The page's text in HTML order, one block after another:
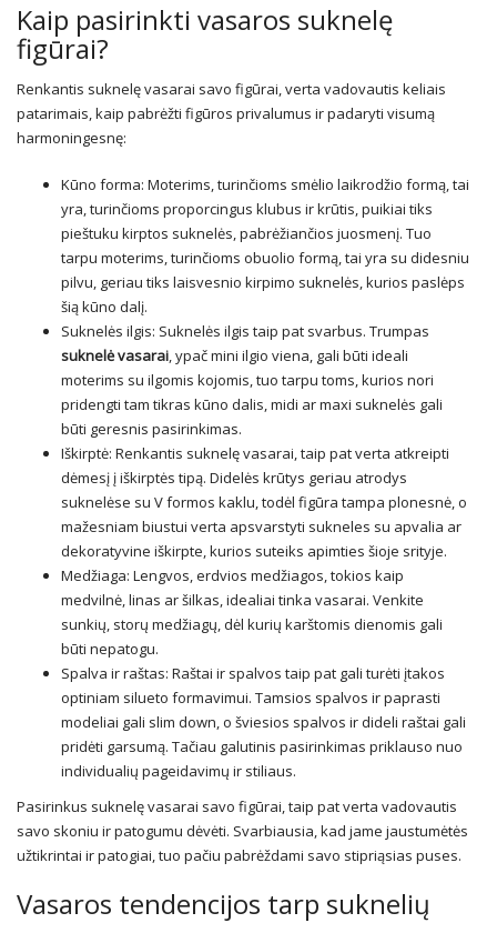
Kaip pasirinkti vasaros suknelę
figūrai?
Renkantis suknelę vasarai savo figūrai, verta vadovautis keliais
patarimais, kaip pabrėžti figūros privalumus ir padaryti visumą
harmoningesnę:
Kūno forma: Moterims, turinčioms smėlio laikrodžio formą, tai
yra, turinčioms proporcingus klubus ir krūtis, puikiai tiks
pieštuku kirptos suknelės, pabrėžiančios juosmenį. Tuo
tarpu moterims, turinčioms obuolio formą, tai yra su didesniu
pilvu, geriau tiks laisvesnio kirpimo suknelės, kurios paslėps
šią kūno dalį.
Suknelės ilgis: Suknelės ilgis taip pat svarbus. Trumpas
suknelė vasarai, ypač mini ilgio viena, gali būti ideali
moterims su ilgomis kojomis, tuo tarpu toms, kurios nori
pridengti tam tikras kūno dalis, midi armaxi suknelės gali
būti geresnis pasirinkimas.
Iškirptė: Renkantis suknelę vasarai, taip pat verta atkreipti
dėmesį į iškirptės tipą. Didelės krūtys geriau atrodys
suknelėse su V formos kaklu, todėl figūra tampa plonesnė, o
mažesniam biustui verta apsvarstyti sukneles su apvalia ar
dekoratyvine iškirpte, kurios suteiks apimties šioje srityje.
Medžiaga: Lengvos, erdvios medžiagos, tokios kaip
medvilnė, linas ar šilkas, idealiai tinka vasarai. Venkite
sunkių, storų medžiagų, dėl kurių karštomis dienomis gali
būti nepatogu.
Spalva ir raštas: Raštai ir spalvos taip pat gali turėti įtakos
optiniam silueto formavimui. Tamsios spalvos ir paprasti
modeliai gali slim down, o šviesios spalvos ir dideli raštai gali
pridėti garsumą. Tačiau galutinis pasirinkimas priklauso nuo
individualių pageidavimų ir stiliaus.
Pasirinkus suknelę vasarai savo figūrai, taip pat verta vadovautis
savo skoniu ir patogumu dėvėti. Svarbiausia, kad jame jaustumėtės
užtikrintai ir patogiai, tuo pačiu pabrėždami savo stipriąsias puses.
Vasaros tendencijos tarp suknelių